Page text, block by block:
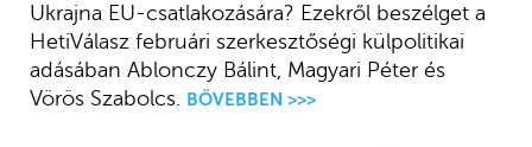
Ukrajna EU-csatlakozására? Ezekről beszélget a
HetiVálasz februári szerkesztőségi külpolitikai
adásában Ablonczy Bálint, Magyari Péter és
Vörös Szabolcs. BŐVEBBEN >>>